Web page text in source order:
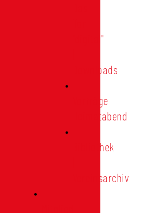
"digital"
Downloads
Vorträge
Heimatabend
Bibliothek
Vereinsarchiv